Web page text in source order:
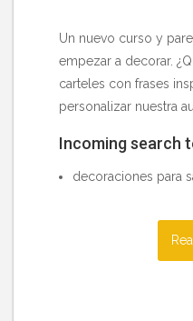
Un nuevo curso y
empezar a decorar.
carteles con frases
personalizar nuestra
Incoming search
decoraciones para